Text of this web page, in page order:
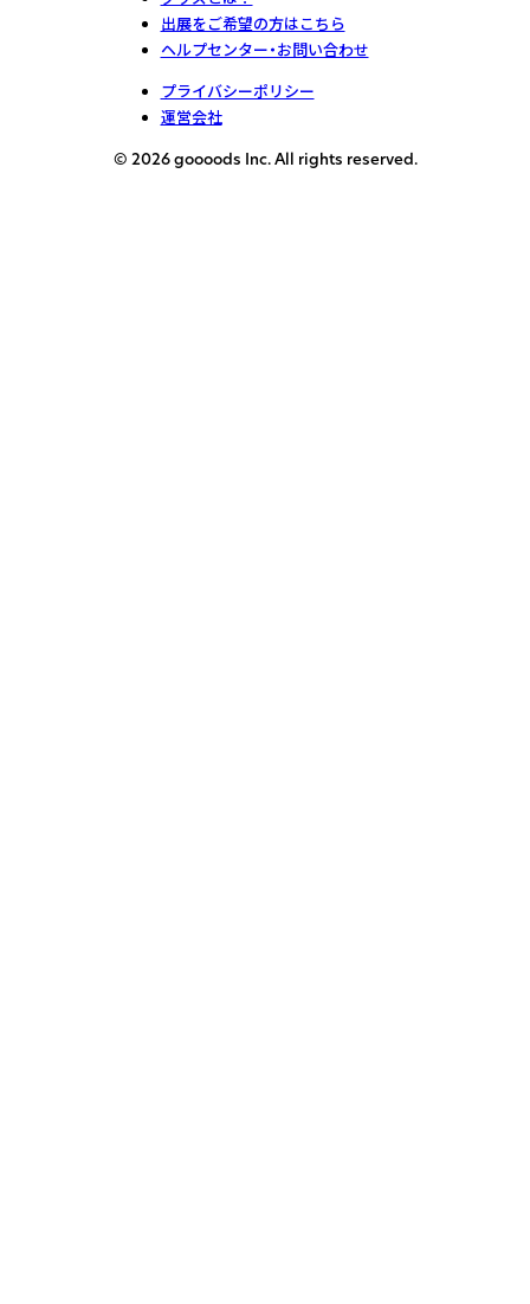
出展をご希望の方はこちら
ヘルプセンター・お問い合わせ
プライバシーポリシー
運営会社
© 2026 goooods Inc. All rights reserved.